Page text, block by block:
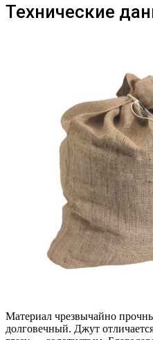
Технические
Материал чрезвычайно
долговечный. Джут